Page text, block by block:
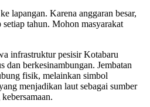
lapangan. Karena anggaran besar,
tahun. Mohon masyarakat
infrastruktur pesisir Kotabaru
dan berkesinambungan. Jembatan
fisik, melainkan simbol
menjadikan laut sebagai sumber